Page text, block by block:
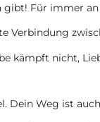
gibt! Für immer
Verbindung
kämpft nicht,
Dein Weg ist